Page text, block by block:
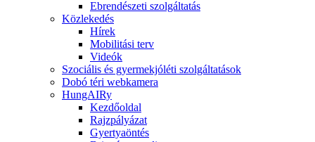
Ebrendészeti szolgáltatás
Közlekedés
Hírek
Mobilitási terv
Videók
Szociális és gyermekjóléti szolgáltatások
Dobó téri webkamera
HungAIRy
Kezdőoldal
Rajzpályázat
Gyertyaöntés